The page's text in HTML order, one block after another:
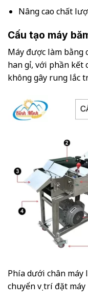
Nâng cao chất
Cấu tạo máy
Máy được làm bằng
han gỉ, với phần kết
không gây rung lắc
Phía dưới chân
chuyển vị trí đặt máy